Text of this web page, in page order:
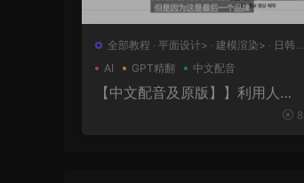
全部教程 · 平面设计> · 建模渲染> · 日韩
AI GPT精翻 中文配音
【中文配音及原版】】利用人工
智能和3D技术的混合BX流程和品
8